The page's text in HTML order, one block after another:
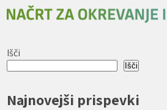
Išči
Išči
Najnovejši prispevki